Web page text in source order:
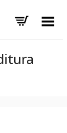
Toggle Menu